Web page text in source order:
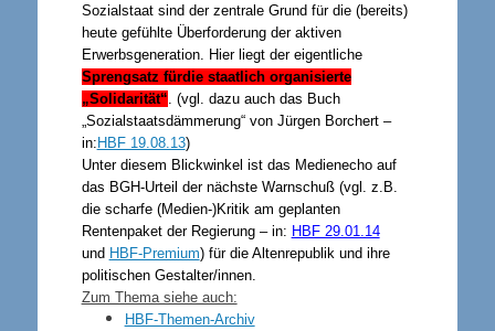
Sozialstaat sind der zentrale Grund für die (bereits)
heute gefühlte Überforderung der aktiven
Erwerbsgeneration. Hier liegt der eigentliche
Sprengsatz fürdie staatlich organisierte
„Solidarität“ . (vgl. dazu auch das Buch
„Sozialstaatsdämmerung“ von Jürgen Borchert –
in:HBF 19.08.13)
Unter diesem Blickwinkel ist das Medienecho auf
das BGH-Urteil der nächste Warnschuß (vgl. z.B.
die scharfe (Medien-)Kritik am geplanten
Rentenpaket der Regierung – in: HBF 29.01.14
und HBF-Premium) für die Altenrepublik und ihre
politischen Gestalter/innen.
Zum Thema siehe auch:
HBF-Themen-Archiv